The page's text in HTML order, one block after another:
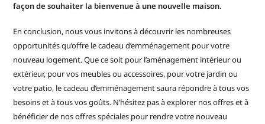
façon de souhaiter la bienvenue à une nouvelle maison.
En conclusion, nous vous invitons à découvrir les nombreuses
opportunités qu’offre le cadeau d’emménagement pour votre
nouveau logement. Que ce soit pour l’aménagement intérieur ou
extérieur, pour vos meubles ou accessoires, pour votre jardin ou
votre patio, le cadeau d’emménagement saura répondre à tous vos
besoins et à tous vos goûts. N’hésitez pas à explorer nos offres et à
bénéficier de nos offres spéciales pour rendre votre nouveau